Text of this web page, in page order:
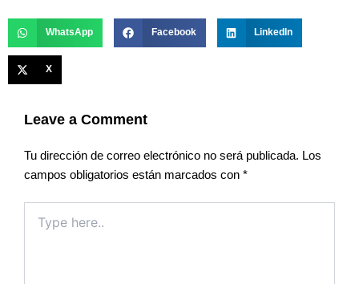
WhatsApp Facebook LinkedIn
X
Leave a Comment
Tu dirección de correo electrónico no será publicada. Los
campos obligatorios están marcados con *
here..